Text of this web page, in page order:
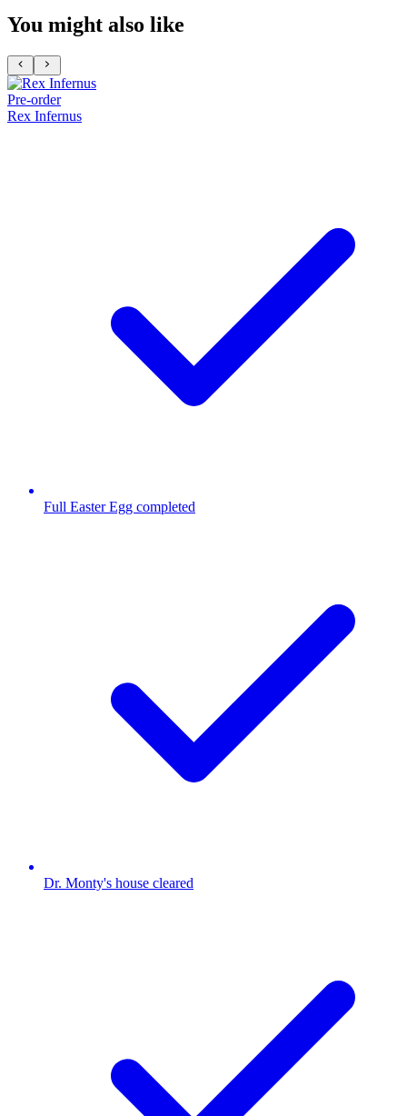
You might also like
Pre-order
Rex Infernus
Full Easter Egg completed
Dr. Monty's house cleared